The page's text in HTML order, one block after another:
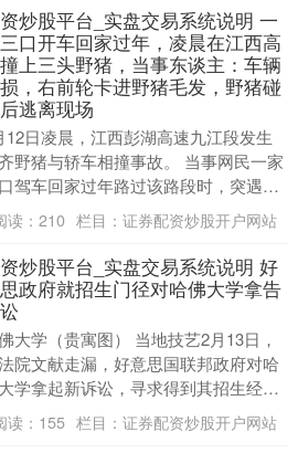
炒股平台_实盘交易系统说明 一
口开车回家过年，凌晨在江西高
上三头野猪，当事东谈主：车辆
，右前轮卡进野猪毛发，野猪碰
逃离现场
12日凌晨，江西彭湖高速九江段发生
野猪与轿车相撞事故。 当事网民一家
驾车回家过年路过该路段时，突遇三
野猪横穿高速，遁入不足发生碰撞，导
车辆受损，....
读： 210 栏目： 证券配资炒股开户网站
炒股平台_实盘交易系统说明 好
政府就招生门径对哈佛大学拿告
大学（贵寓图） 当地技艺2月13日，
院文献走漏，好意思国联邦政府对哈
学拿起新诉讼，寻求得到其招生经由
连文献。 好意思政府指控哈佛大学未合
一项联邦....
读： 155 栏目： 证券配资炒股开户网站